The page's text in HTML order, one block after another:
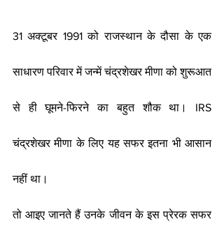
31 अक्टूबर 1991 को राजस्थान के दौसा के एक
साधारण परिवार में जन्में चंद्रशेखर मीणा को शुरूआत
से ही घूमने-फिरने का बहुत शौक था। IRS
चंद्रशेखर मीणा के लिए यह सफर इतना भी आसान
नहीं था।
तो आइए जानते हैं उनके जीवन के इस प्रेरक सफर